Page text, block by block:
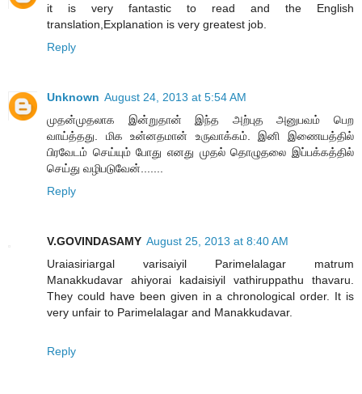
it is very fantastic to read and the English
translation,Explanation is very greatest job.
Reply
Unknown August 24, 2013 at 5:54 AM
முதன்முதலாக இன்றுதான் இந்த அற்புத அனுபவம் பெற
வாய்த்தது. மிக உன்னதமான் உருவாக்கம். இனி இணையத்தில்
பிரவேடம் செய்யும் போது எனது முதல் தொழுதலை இப்பக்கத்தில்
செய்து வழிபடுவேன்.......
Reply
V.GOVINDASAMY August 25, 2013 at 8:40 AM
Uraiasiriargal varisaiyil Parimelalagar matrum
Manakkudavar ahiyorai kadaisiyil vathiruppathu thavaru.
They could have been given in a chronological order. It is
very unfair to Parimelalagar and Manakkudavar.
Reply